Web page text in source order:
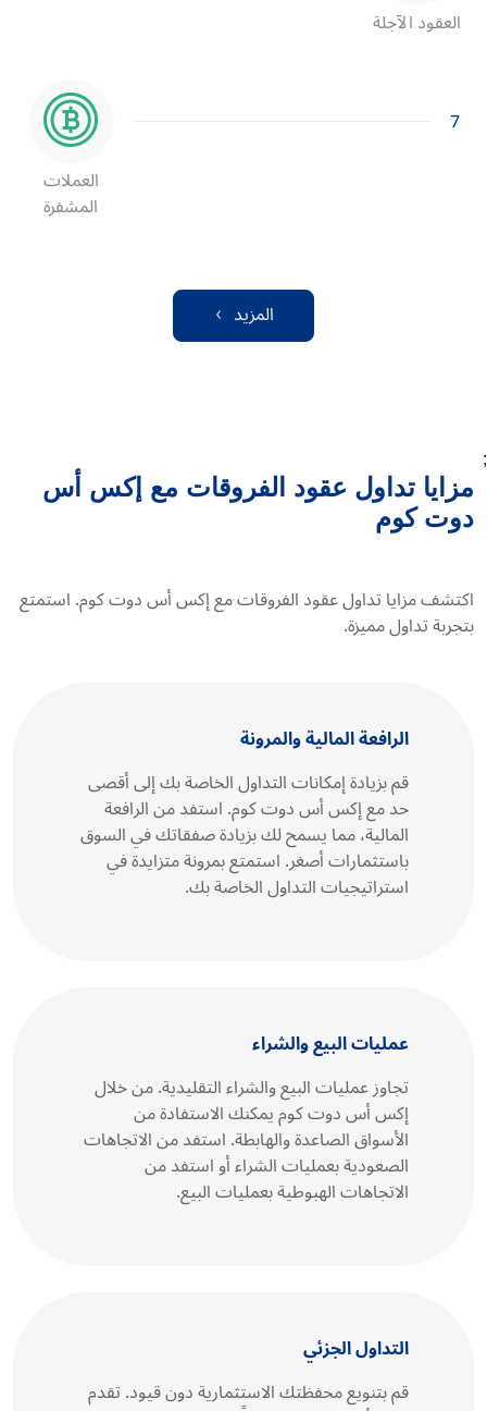
العقود الآجلة
7
العملات
المشفرة
المزيد
;
مزايا تداول عقود الفروقات مع إكس أس
دوت كوم
اكتشف مزايا تداول عقود الفروقات مع إكس أس دوت كوم. استمتع
بتجربة تداول مميزة.
الرافعة المالية والمرونة
قم بزيادة إمكانات التداول الخاصة بك إلى أقصى
حد مع إكس أس دوت كوم. استفد من الرافعة
المالية، مما يسمح لك بزيادة صفقاتك في السوق
باستثمارات أصغر. استمتع بمرونة متزايدة في
استراتيجيات التداول الخاصة بك.
عمليات البيع والشراء
تجاوز عمليات البيع والشراء التقليدية. من خلال
إكس أس دوت كوم يمكنك الاستفادة من
الأسواق الصاعدة والهابطة. استفد من الاتجاهات
الصعودية بعمليات الشراء أو استفد من
الاتجاهات الهبوطية بعمليات البيع.
التداول الجزئي
قم بتنويع محفظتك الاستثمارية دون قيود. تقدم